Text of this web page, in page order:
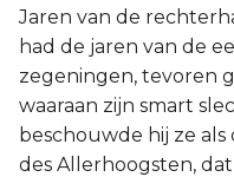
Jaren van de
had de jaren van de
zegeningen, tevoren
waaraan zijn smart
beschouwde hij ze
des Allerhoogsten,